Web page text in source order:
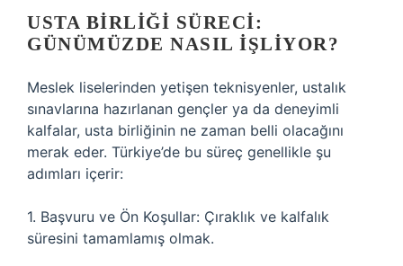
USTA BIRLIĞI SÜRECI:
GÜNÜMÜZDE NASIL İŞLIYOR?
Meslek liselerinden yetişen teknisyenler, ustalık
sınavlarına hazırlanan gençler ya da deneyimli
kalfalar, usta birliğinin ne zaman belli olacağını
merak eder. Türkiye’de bu süreç genellikle şu
adımları içerir:
1. Başvuru ve Ön Koşullar: Çıraklık ve kalfalık
süresini tamamlamış olmak.